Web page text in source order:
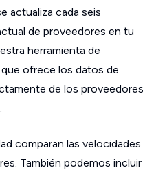
actualiza cada seis
de proveedores en tu
herramienta de
ofrece los datos de
de los proveedores
comparan las velocidades
También podemos incluir